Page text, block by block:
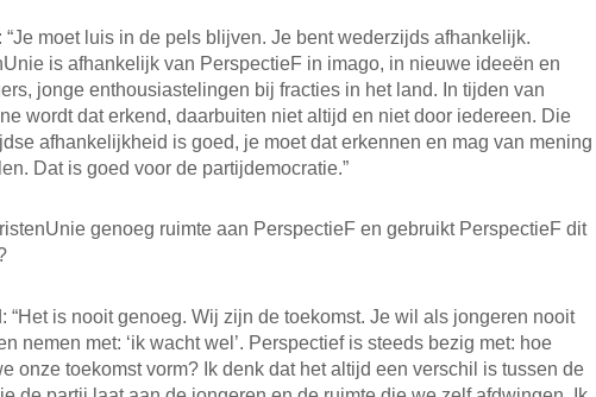
“Je moet luis in de pels blijven. Je bent wederzijds afhankelijk.
is afhankelijk van PerspectieF in imago, in nieuwe ideeën en
jonge enthousiastelingen bij fracties in het land. In tijden van
wordt dat erkend, daarbuiten niet altijd en niet door iedereen. Die
afhankelijkheid is goed, je moet dat erkennen en mag van mening
Dat is goed voor de partijdemocratie.”
genoeg ruimte aan PerspectieF en gebruikt PerspectieF dit
“Het is nooit genoeg. Wij zijn de toekomst. Je wil als jongeren nooit
nemen met: ‘ik wacht wel’. Perspectief is steeds bezig met: hoe
onze toekomst vorm? Ik denk dat het altijd een verschil is tussen de